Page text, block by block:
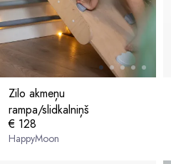
Zilo akmeņu
rampa/slidkalniņš
€ 128
HappyMoon